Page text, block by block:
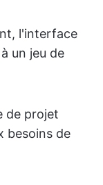
l'interface
un jeu de
de projet
besoins de